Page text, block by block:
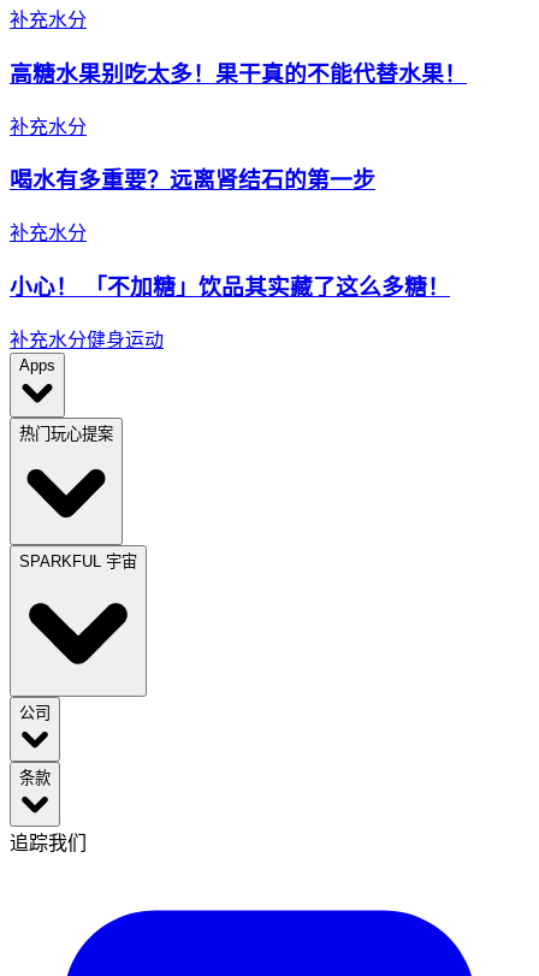
补充水分
高糖水果别吃太多！果干真的不能代替水果！
补充水分
喝水有多重要？远离肾结石的第一步
补充水分
小心！ 「不加糖」饮品其实藏了这么多糖！
补充水分健身运动
Apps
热门玩心提案
SPARKFUL 宇宙
公司
条款
追踪我们